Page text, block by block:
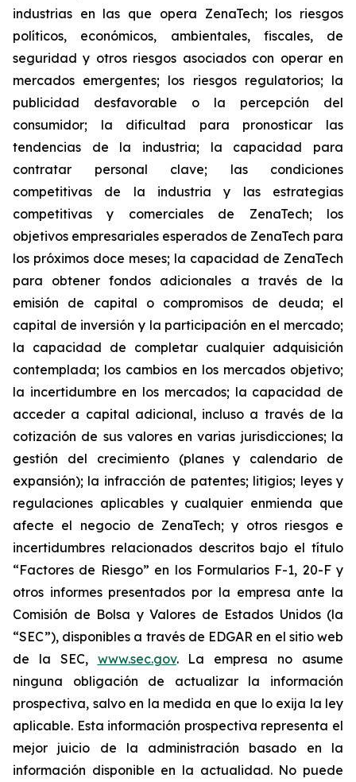
industrias en las que opera ZenaTech; los riesgos
políticos, económicos, ambientales, fiscales, de
seguridad y otros riesgos asociados con operar en
mercados emergentes; los riesgos regulatorios; la
publicidad desfavorable o la percepción del
consumidor; la dificultad para pronosticar las
tendencias de la industria; la capacidad para
contratar personal clave; las condiciones
competitivas de la industria y las estrategias
competitivas y comerciales de ZenaTech; los
objetivos empresariales esperados de ZenaTech para
los próximos doce meses; la capacidad de ZenaTech
para obtener fondos adicionales a través de la
emisión de capital o compromisos de deuda; el
capital de inversión y la participación en el mercado;
la capacidad de completar cualquier adquisición
contemplada; los cambios en los mercados objetivo;
la incertidumbre en los mercados; la capacidad de
acceder a capital adicional, incluso a través de la
cotización de sus valores en varias jurisdicciones; la
gestión del crecimiento (planes y calendario de
expansión); la infracción de patentes; litigios; leyes y
regulaciones aplicables y cualquier enmienda que
afecte el negocio de ZenaTech; y otros riesgos e
incertidumbres relacionados descritos bajo el título
“Factores de Riesgo” en los Formularios F-1, 20-F y
otros informes presentados por la empresa ante la
Comisión de Bolsa y Valores de Estados Unidos (la
“SEC”), disponibles a través de EDGAR en el sitio web
de la SEC, www.sec.gov. La empresa no asume
ninguna obligación de actualizar la información
prospectiva, salvo en la medida en que lo exija la ley
aplicable. Esta información prospectiva representa el
mejor juicio de la administración basado en la
información disponible en la actualidad. No puede